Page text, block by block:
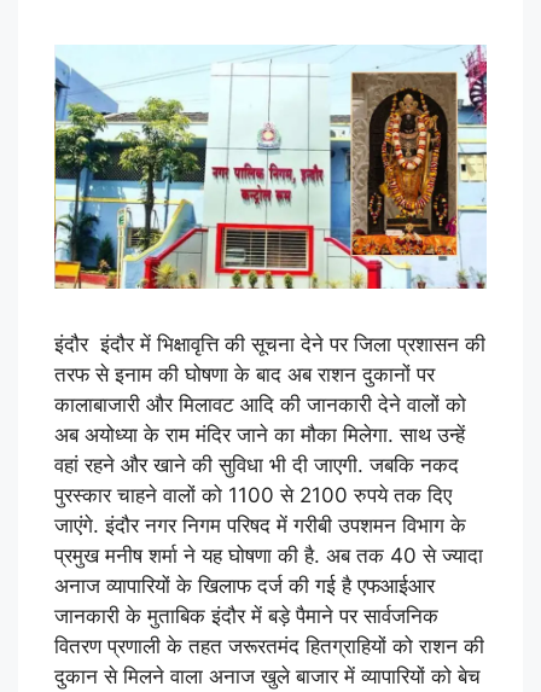
इंदौर इंदौर में भिक्षावृत्ति की सूचना देने पर जिला प्रशासन की
तरफ से इनाम की घोषणा के बाद अब राशन दुकानों पर
कालाबाजारी और मिलावट आदि की जानकारी देने वालों को
अब अयोध्या के राम मंदिर जाने का मौका मिलेगा. साथ उन्हें
वहां रहने और खाने की सुविधा भी दी जाएगी. जबकि नकद
पुरस्कार चाहने वालों को 1100 से 2100 रुपये तक दिए
जाएंगे. इंदौर नगर निगम परिषद में गरीबी उपशमन विभाग के
प्रमुख मनीष शर्मा ने यह घोषणा की है. अब तक 40 से ज्यादा
अनाज व्यापारियों के खिलाफ दर्ज की गई है एफआईआर
जानकारी के मुताबिक इंदौर में बड़े पैमाने पर सार्वजनिक
वितरण प्रणाली के तहत जरूरतमंद हितग्राहियों को राशन की
दुकान से मिलने वाला अनाज खुले बाजार में व्यापारियों को बेच